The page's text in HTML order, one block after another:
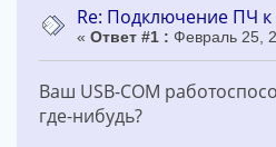
Re: Подключение ПЧ
« Ответ #1 : Февраль 25,
Ваш USB-COM
где-нибудь?